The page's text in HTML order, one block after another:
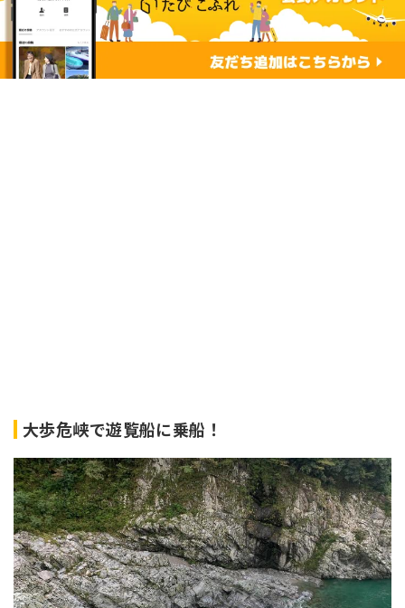
大歩危峡で遊覧船に乗船！